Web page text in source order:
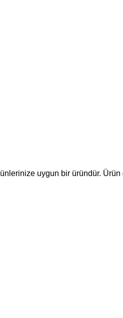
uygun bir üründür.